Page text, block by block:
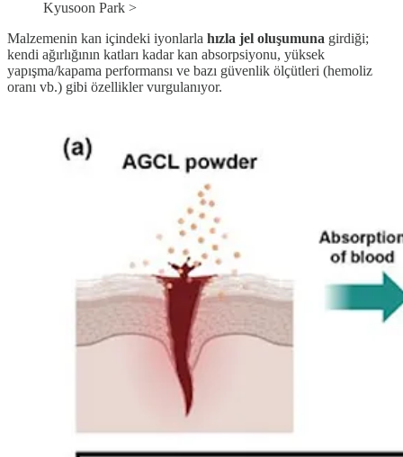
Kyusoon Park >
Malzemenin kan içindeki iyonlarla hızla jel oluşumuna girdiği;
kendi ağırlığının katları kadar kan absorpsiyonu, yüksek
yapışma/kapama performansı ve bazı güvenlik ölçütleri (hemoliz
oranı vb.) gibi özellikler vurgulanıyor.